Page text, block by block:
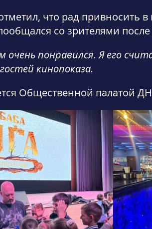
что рад привносить
со зрителями
понравился. Я его
кинопоказа.
Общественной палатой